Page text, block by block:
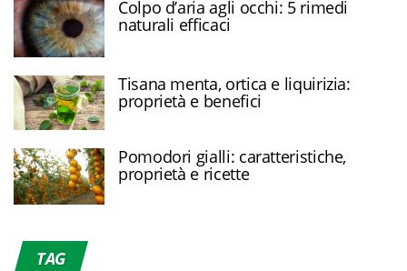
Colpo d’aria agli occhi: 5 rimedi
naturali efficaci
Tisana menta, ortica e liquirizia:
proprietà e benefici
Pomodori gialli: caratteristiche,
proprietà e ricette
TAG